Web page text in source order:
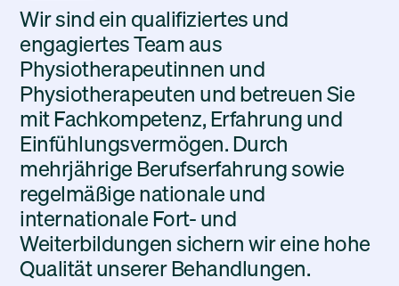
Wir sind ein qualifiziertes und
engagiertes Team aus
Physiotherapeutinnen und
Physiotherapeuten und betreuen Sie
mit Fachkompetenz, Erfahrung und
Einfühlungsvermögen. Durch
mehrjährige Berufserfahrung sowie
regelmäßige nationale und
internationale Fort- und
Weiterbildungen sichern wir eine hohe
Qualität unserer Behandlungen.